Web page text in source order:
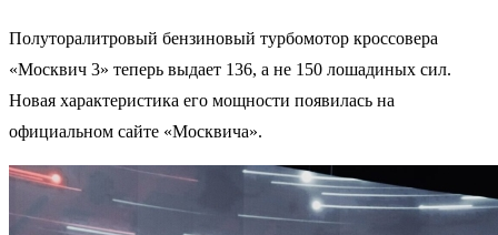
Полуторалитровый бензиновый турбомотор кроссовера
«Москвич 3» теперь выдает 136, а не 150 лошадиных сил.
Новая характеристика его мощности появилась на
официальном сайте «Москвича».